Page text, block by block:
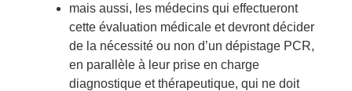
mais aussi, les médecins qui effectueront
cette évaluation médicale et devront décider
de la nécessité ou non d’un dépistage PCR,
en parallèle à leur prise en charge
diagnostique et thérapeutique, qui ne doit